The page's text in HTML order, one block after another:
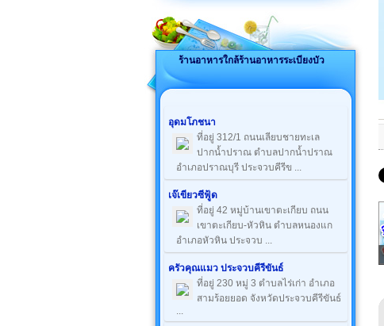
ร้านอาหารใกล้ร้านอาหารระเบียงบัว
อุดมโภชนา
ที่อยู่ 312/1 ถนนเลียบชายทะเล
ปากน้ำปราณ ตำบลปากน้ำปราณ
อำเภอปราณบุรี ประจวบคีรีข ...
เจ๊เขียวซีฟู้ด
ที่อยู่ 42 หมู่บ้านเขาตะเกียบ ถนน
เขาตะเกียบ-หัวหิน ตำบลหนองแก
อำเภอหัวหิน ประจวบ ...
ครัวคุณแมว ประจวบคีรีขันธ์
ที่อยู่ 230 หมู่ 3 ตำบลไร่เก่า อำเภอ
สามร้อยยอด จังหวัดประจวบคีรีขันธ์
...